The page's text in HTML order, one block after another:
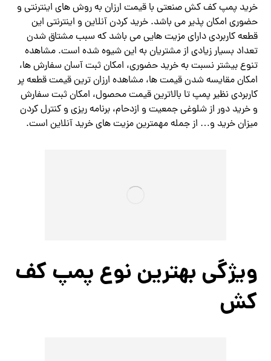
خرید پمپ کف کش صنعتی با قیمت ارزان به روش های اینترنتی و
حضوری امکان پذیر می باشد. خرید کردن آنلاین و اینترنتی این
قطعه کاربردی دارای مزیت هایی می‌ باشد که سبب مشتاق شدن
تعداد بسیار زیادی از مشتریان به این شیوه شده است. مشاهده
تنوع بیشتر نسبت به خرید حضوری، امکان ثبت آسان سفارش ها،
امکان مقایسه شدن قیمت ها، مشاهده ارزان ترین قیمت قطعه پر
کاربردی نظیر پمپ تا بالاترین قیمت محصول، امکان ثبت سفارش
و خرید دور از شلوغی جمعیت و ازدحام، برنامه ریزی و کنترل کردن
میزان خرید و… از جمله مهمترین مزیت های خرید آنلاین است.
ویژگی بهترین نوع پمپ کف
کش